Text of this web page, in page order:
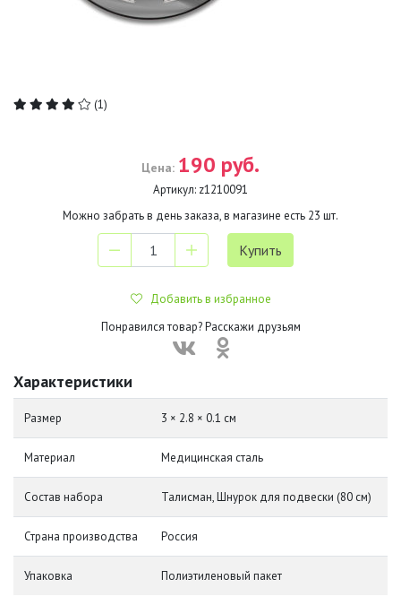
(1)
Цена: 190 руб.
Артикул: z1210091
Можно забрать в день заказа, в магазине есть 23 шт.
Добавить в избранное
Понравился товар? Расскажи друзьям
Характеристики
Размер 3 × 2.8 × 0.1 см
Материал Медицинская сталь
Состав набора Талисман, Шнурок для подвески (80 см)
Страна производства Россия
Упаковка Полиэтиленовый пакет